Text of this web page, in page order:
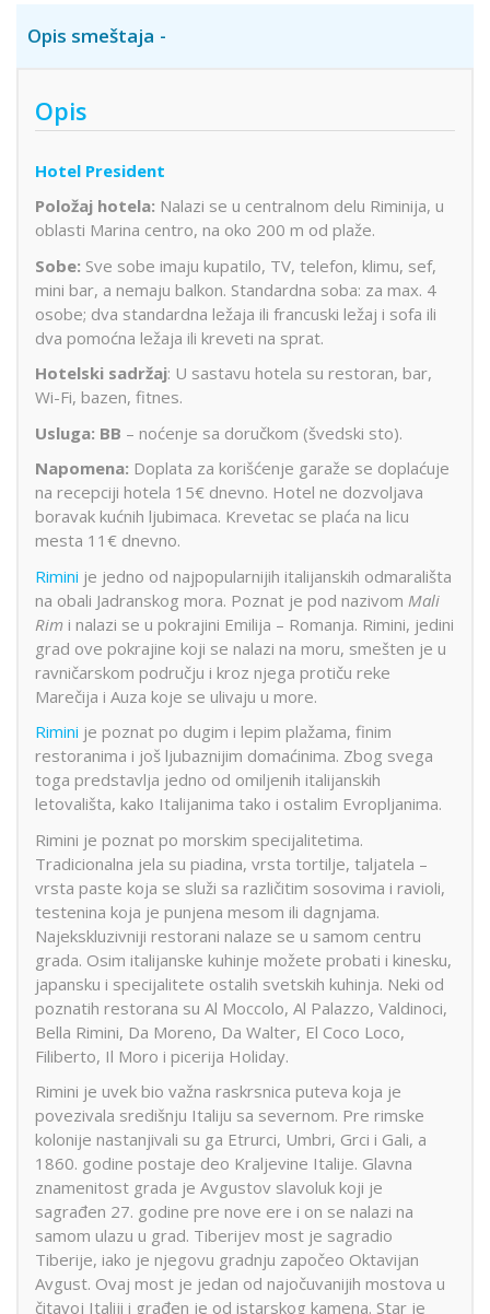
Opis smeštaja
Opis
Hotel President
Položaj hotela: Nalazi se u centralnom delu Riminija, u
oblasti Marina centro, na oko 200 m od plaže.
Sobe: Sve sobe imaju kupatilo, TV, telefon, klimu, sef,
mini bar, a nemaju balkon. Standardna soba: za max. 4
osobe; dva standardna ležaja ili francuski ležaj i sofa ili
dva pomoćna ležaja ili kreveti na sprat.
Hotelski sadržaj: U sastavu hotela su restoran, bar,
Wi-Fi, bazen, fitnes.
Usluga: BB – noćenje sa doručkom (švedski sto).
Napomena: Doplata za korišćenje garaže se doplaćuje
na recepciji hotela 15€ dnevno. Hotel ne dozvoljava
boravak kućnih ljubimaca. Krevetac se plaća na licu
mesta 11€ dnevno.
Rimini je jedno od najpopularnijih italijanskih odmarališta
na obali Jadranskog mora. Poznat je pod nazivom Mali
Rim i nalazi se u pokrajini Emilija – Romanja. Rimini, jedini
grad ove pokrajine koji se nalazi na moru, smešten je u
ravničarskom području i kroz njega protiču reke
Marečija i Auza koje se ulivaju u more.
Rimini je poznat po dugim i lepim plažama, finim
restoranima i još ljubaznijim domaćinima. Zbog svega
toga predstavlja jedno od omiljenih italijanskih
letovališta, kako Italijanima tako i ostalim Evropljanima.
Rimini je poznat po morskim specijalitetima.
Tradicionalna jela su piadina, vrsta tortilje, taljatela –
vrsta paste koja se služi sa različitim sosovima i ravioli,
testenina koja je punjena mesom ili dagnjama.
Najekskluzivniji restorani nalaze se u samom centru
grada. Osim italijanske kuhinje možete probati i kinesku,
japansku i specijalitete ostalih svetskih kuhinja. Neki od
poznatih restorana su Al Moccolo, Al Palazzo, Valdinoci,
Bella Rimini, Da Moreno, Da Walter, El Coco Loco,
Filiberto, Il Moro i picerija Holiday.
Rimini je uvek bio važna raskrsnica puteva koja je
povezivala središnju Italiju sa severnom. Pre rimske
kolonije nastanjivali su ga Etrurci, Umbri, Grci i Gali, a
1860. godine postaje deo Kraljevine Italije. Glavna
znamenitost grada je Avgustov slavoluk koji je
sagrađen 27. godine pre nove ere i on se nalazi na
samom ulazu u grad. Tiberijev most je sagradio
Tiberije, iako je njegovu gradnju započeo Oktavijan
Avgust. Ovaj most je jedan od najočuvanijih mostova u
čitavoj Italiji i građen je od istarskog kamena. Star je